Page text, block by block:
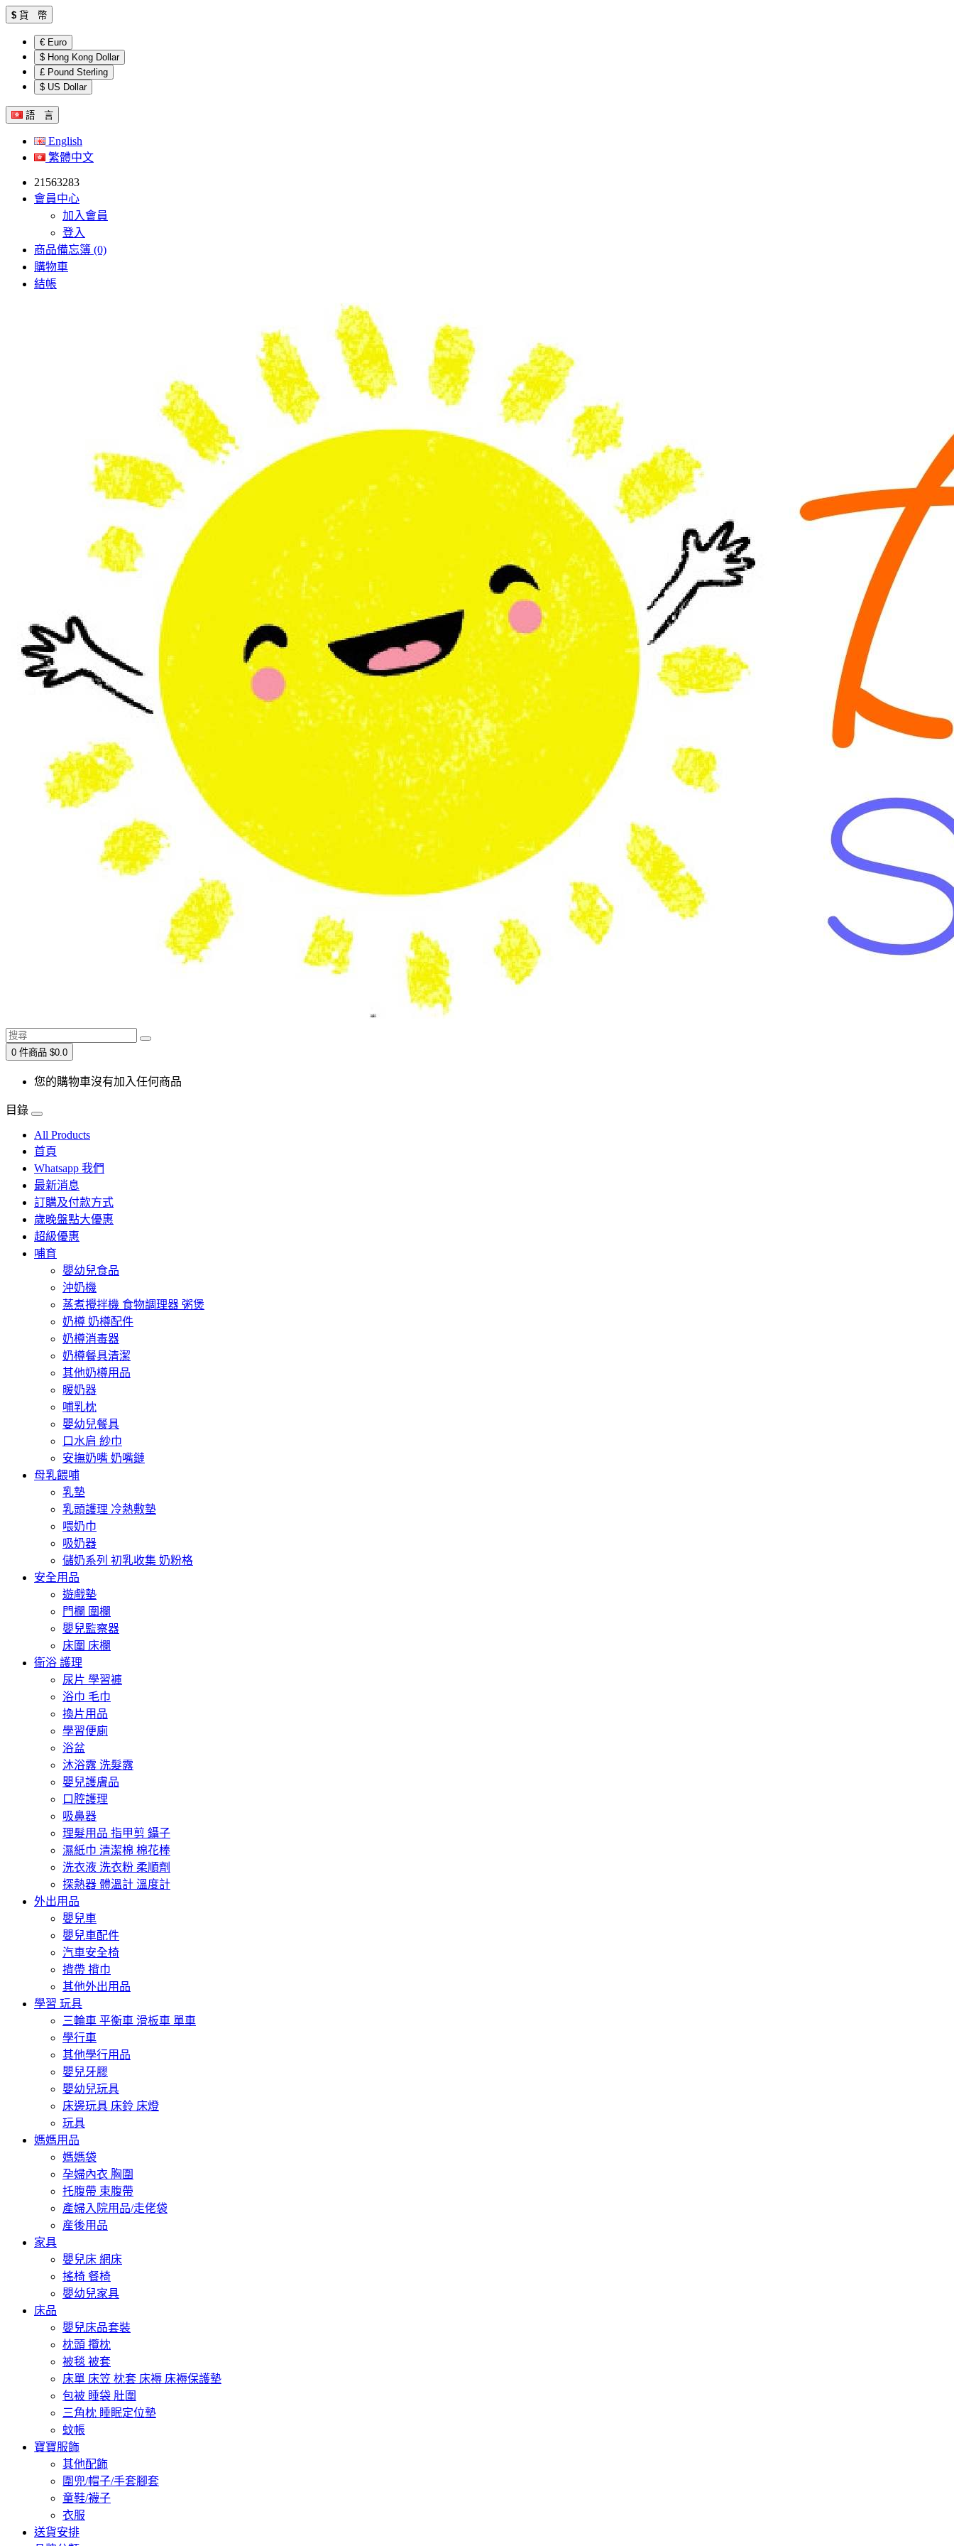
$ 貨 幣
€ Euro
$ Hong Kong Dollar
£ Pound Sterling
$ US Dollar
語 言
English
繁體中文
21563283
會員中心
加入會員
登入
商品備忘簿 (0)
購物車
結帳
0 件商品 $0.0
您的購物車沒有加入任何商品
目錄
All Products
首頁
Whatsapp 我們
最新消息
訂購及付款方式
歲晚盤點大優惠
超級優惠
哺育
嬰幼兒食品
沖奶機
蒸煮攪拌機 食物調理器 粥煲
奶樽 奶樽配件
奶樽消毒器
奶樽餐具清潔
其他奶樽用品
暖奶器
哺乳枕
嬰幼兒餐具
口水肩 紗巾
安撫奶嘴 奶嘴鏈
母乳餵哺
乳墊
乳頭護理 冷熱敷墊
喂奶巾
吸奶器
儲奶系列 初乳收集 奶粉格
安全用品
遊戲墊
門欄 圍欄
嬰兒監察器
床圍 床欄
衛浴 護理
尿片 學習褲
浴巾 毛巾
換片用品
學習便廁
浴盆
沐浴露 洗髮露
嬰兒護膚品
口腔護理
吸鼻器
理髮用品 指甲剪 鑷子
濕紙巾 清潔棉 棉花棒
洗衣液 洗衣粉 柔順劑
探熱器 體溫計 溫度計
外出用品
嬰兒車
嬰兒車配件
汽車安全椅
揹帶 揹巾
其他外出用品
學習 玩具
三輪車 平衡車 滑板車 單車
學行車
其他學行用品
嬰兒牙膠
嬰幼兒玩具
床邊玩具 床鈴 床燈
玩具
媽媽用品
媽媽袋
孕婦內衣 胸圍
托腹帶 束腹帶
產婦入院用品/走佬袋
産後用品
家具
嬰兒床 網床
搖椅 餐椅
嬰幼兒家具
床品
嬰兒床品套裝
枕頭 攬枕
被毯 被套
床單 床笠 枕套 床褥 床褥保護墊
包被 睡袋 肚圍
三角枕 睡眠定位墊
蚊帳
寶寶服飾
其他配飾
圍兜/帽子/手套腳套
童鞋/襪子
衣服
送貨安排